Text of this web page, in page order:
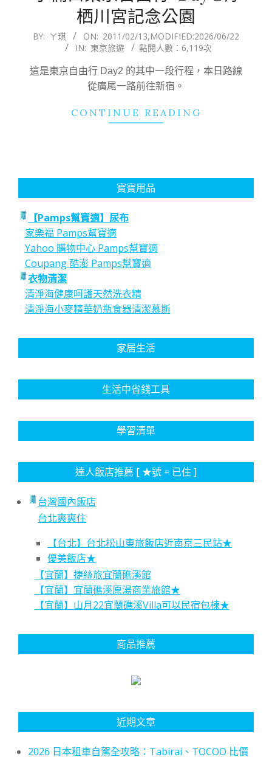
栖川宮記念公園
2011-
13
BY: ㄚ琪 ON: 2011/02/13,MODIFIED:2026/06/22
IN: 東京旅遊 點閱人數：6,119次
這是東京自由行 Day2 的其中一段行程，本日路線
從廣尾一路前往新宿。
CONTINUE READING
寶寶用品
【Pamps幫寶適】尿布
家樂福 Pamps幫寶適
Yahoo 購物中心 Pamps幫寶適
Coupang 酷澎 Pamps幫寶適
衣物清潔
清淨海健康呵護天然洗衣精
清淨海小麥精華奶瓶食器清潔慕斯
家居生活
生活中省錢工具
學習清單
達人飯店推薦 [ ★號 = 已住 ]
台灣國內飯店
台北爽爽住
【台北】台北松山東旅飯店近南京三民站★
優美飯店★
【宜蘭】捷絲旅宜蘭礁溪館
【宜蘭】宜蘭礁溪原湯商業旅館★
【宜蘭】山月22宜蘭礁溪Villa可以民宿包棟★
商品推薦
近期文章
2026 日本租車自駕全攻略：Tabirai、TOCOO 比價